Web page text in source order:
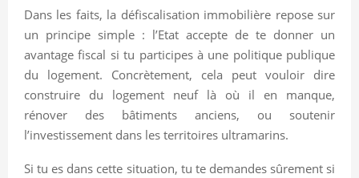
Dans les faits, la défiscalisation immobilière repose sur
un principe simple : l’Etat accepte de te donner un
avantage fiscal si tu participes à une politique publique
du logement. Concrètement, cela peut vouloir dire
construire du logement neuf là où il en manque,
rénover des bâtiments anciens, ou soutenir
l’investissement dans les territoires ultramarins.
Si tu es dans cette situation, tu te demandes sûrement si